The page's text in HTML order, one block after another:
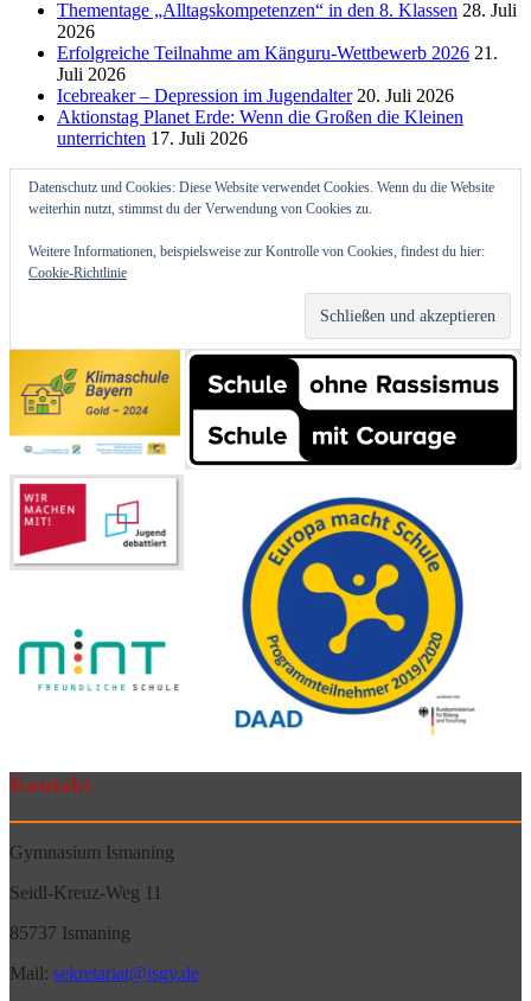
Thementage „Alltagskompetenzen“ in den 8. Klassen 28. Juli
2026
Erfolgreiche Teilnahme am Känguru-Wettbewerb 2026 21.
Juli 2026
Icebreaker – Depression im Jugendalter 20. Juli 2026
Aktionstag Planet Erde: Wenn die Großen die Kleinen
unterrichten 17. Juli 2026
Datenschutz und Cookies: Diese Website verwendet Cookies. Wenn du die Website
weiterhin nutzt, stimmst du der Verwendung von Cookies zu.
Weitere Informationen, beispielsweise zur Kontrolle von Cookies, findest du hier:
Cookie-Richtlinie
Kontakt
Gymnasium Ismaning
Seidl-Kreuz-Weg 11
85737 Ismaning
Mail: sekretariat@isgy.de